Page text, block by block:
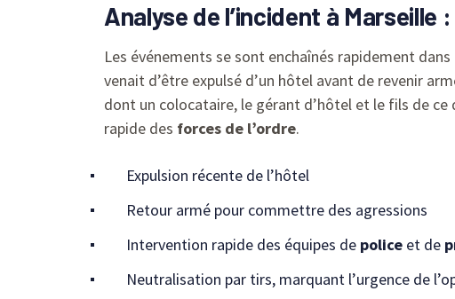
Analyse de l’incident à
Les événements se sont enchaînés rapidement
venait d’être expulsé d’un hôtel avant de revenir
dont un colocataire, le gérant d’hôtel et le fils de
rapide des forces de l’ordre.
Expulsion récente de l’hôtel
Retour armé pour commettre des agressions
Intervention rapide des équipes de police et de
Neutralisation par tirs, marquant l’urgence de